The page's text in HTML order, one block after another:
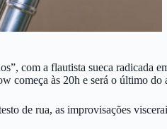
com a flautista sueca radicada
às 20h e será o último do
de rua, as improvisações